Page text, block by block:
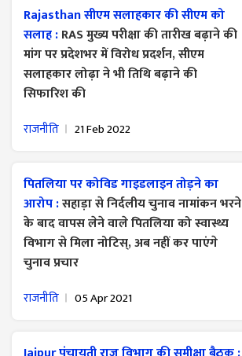
Rajasthan सीएम सलाहकार की सीएम को
सलाह :RAS मुख्य परीक्षा की तारीख बढ़ाने की
मांग पर प्रदेशभर में विरोध प्रदर्शन, सीएम
सलाहकार लोढ़ा ने भी तिथि बढ़ाने की
सिफारिश की
राजनीति 21 Feb 2022
पितलिया पर कोविड गाइडलाइन तोड़ने का
आरोप :सहाड़ा से निर्दलीय चुनाव नामांकन भरने
के बाद वापस लेने वाले पितलिया को स्वास्थ्य
विभाग से मिला नोटिस्, अब नहीं कर पाएंगे
चुनाव प्रचार
राजनीति 05 Apr 2021